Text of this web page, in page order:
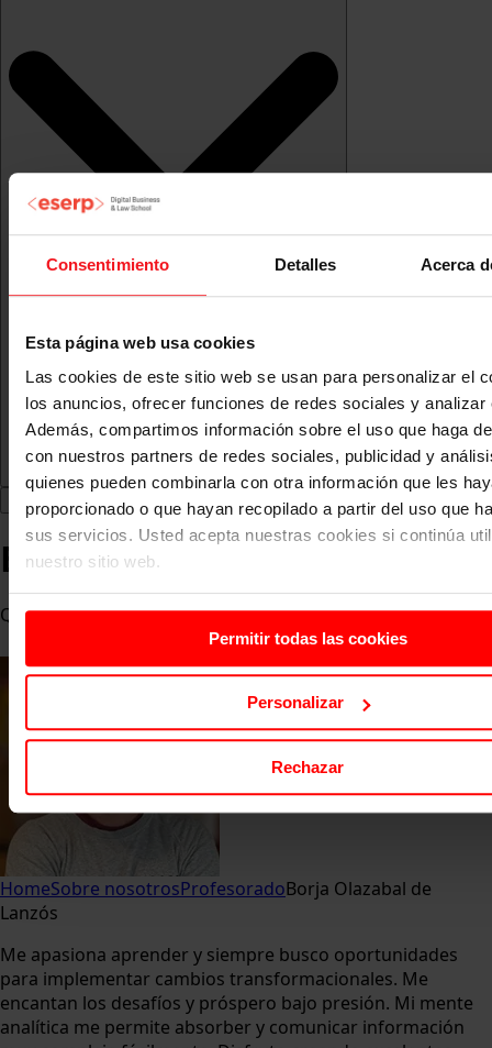
Consentimiento Detalles Acerca
Esta página web usa cookies
Las cookies de este sitio web se usan para personalizar el
los anuncios, ofrecer funciones de redes sociales y analizar
Además, compartimos información sobre el uso que haga
con nuestros partners de redes sociales, publicidad y
quienes pueden combinarla con otra información que les
proporcionado o que hayan recopilado a partir del uso que
sus servicios. Usted acepta nuestras cookies si continúa
nuestro sitio web.
Permitir todas las cookies
Personalizar
Rechazar
Borja Olazabal de Lanzós
Q-commerce & Brands Director en Glovo
HomeSobre nosotrosProfesoradoBorja Olazabal de
Lanzós
Me apasiona aprender y siempre busco oportunidades
para implementar cambios transformacionales. Me
encantan los desafíos y próspero bajo presión. Mi mente
analítica me permite absorber y comunicar información